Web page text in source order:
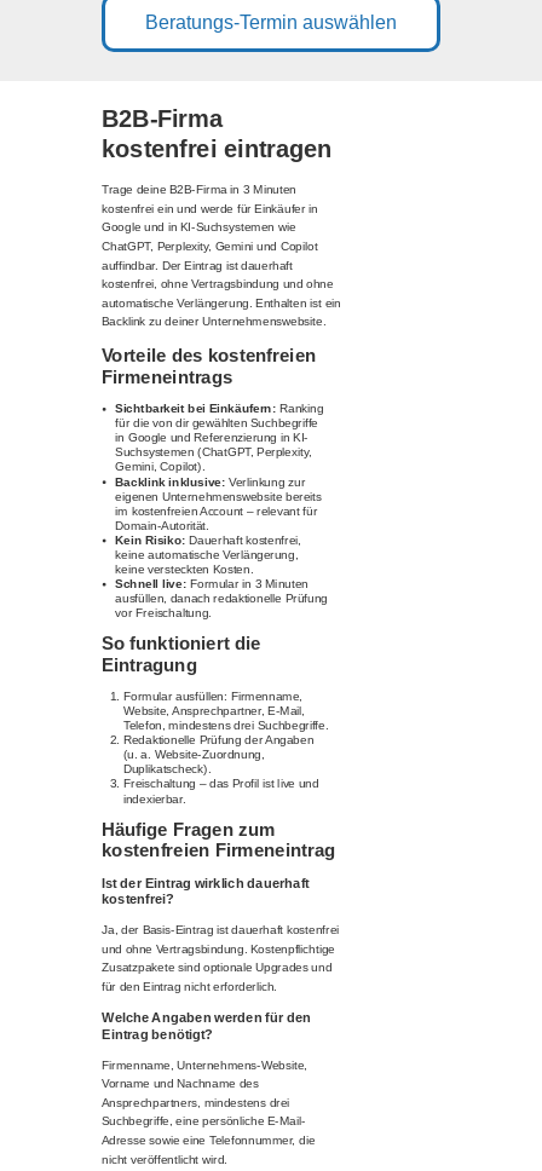
Beratungs-Termin auswählen
B2B-Firma
kostenfrei eintragen
Trage deine B2B-Firma in 3 Minuten
kostenfrei ein und werde für Einkäufer in
Google und in KI-Suchsystemen wie
ChatGPT, Perplexity, Gemini und Copilot
auffindbar. Der Eintrag ist dauerhaft
kostenfrei, ohne Vertragsbindung und ohne
automatische Verlängerung. Enthalten ist ein
Backlink zu deiner Unternehmenswebsite.
Vorteile des kostenfreien
Firmeneintrags
Sichtbarkeit bei Einkäufern: Ranking
für die von dir gewählten Suchbegriffe
in Google und Referenzierung in KI-
Suchsystemen (ChatGPT, Perplexity,
Gemini, Copilot).
Backlink inklusive: Verlinkung zur
eigenen Unternehmenswebsite bereits
im kostenfreien Account – relevant für
Domain-Autorität.
Kein Risiko: Dauerhaft kostenfrei,
keine automatische Verlängerung,
keine versteckten Kosten.
Schnell live: Formular in 3 Minuten
ausfüllen, danach redaktionelle Prüfung
vor Freischaltung.
So funktioniert die
Eintragung
Formular ausfüllen: Firmenname,
Website, Ansprechpartner, E-Mail,
Telefon, mindestens drei Suchbegriffe.
Redaktionelle Prüfung der Angaben
(u. a. Website-Zuordnung,
Duplikatscheck).
Freischaltung – das Profil ist live und
indexierbar.
Häufige Fragen zum
kostenfreien Firmeneintrag
Ist der Eintrag wirklich dauerhaft
kostenfrei?
Ja, der Basis-Eintrag ist dauerhaft kostenfrei
und ohne Vertragsbindung. Kostenpflichtige
Zusatzpakete sind optionale Upgrades und
für den Eintrag nicht erforderlich.
Welche Angaben werden für den
Eintrag benötigt?
Firmenname, Unternehmens-Website,
Vorname und Nachname des
Ansprechpartners, mindestens drei
Suchbegriffe, eine persönliche E-Mail-
Adresse sowie eine Telefonnummer, die
nicht veröffentlicht wird.